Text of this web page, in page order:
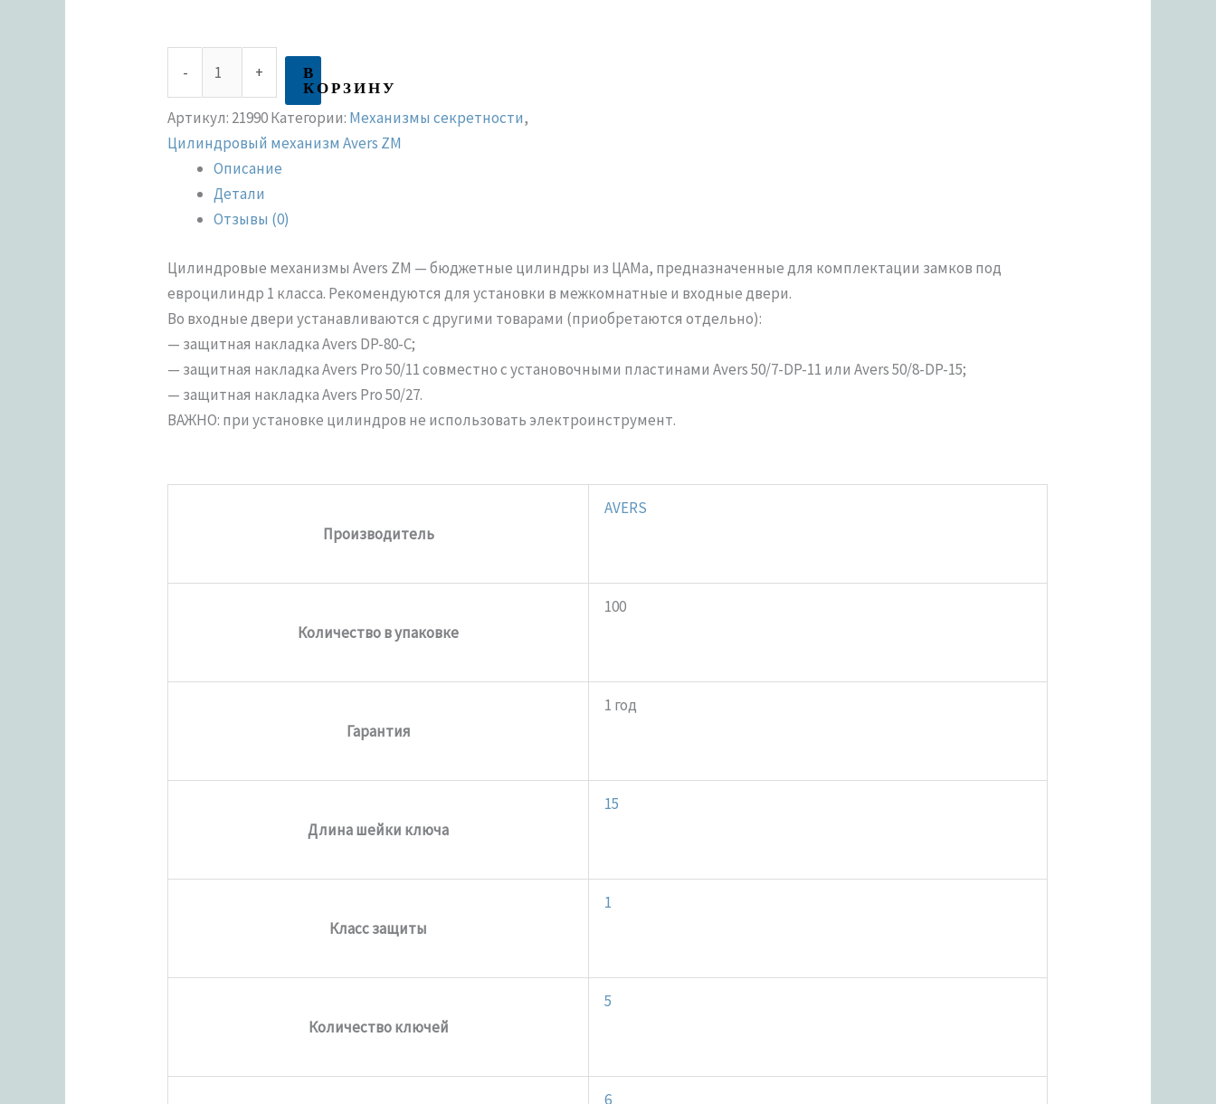
- + В
КОРЗИНУ
Артикул: 21990Категории: Механизмы секретности,
Цилиндровый механизм Avers ZM
Описание
Детали
Отзывы (0)
Цилиндровые механизмы Avers ZM — бюджетные цилиндры из ЦАМа, предназначенные для комплектации замков под
евроцилиндр 1 класса. Рекомендуются для установки в межкомнатные и входные двери.
Во входные двери устанавливаются с другими товарами (приобретаются отдельно):
— защитная накладка Avers DP-80-C;
— защитная накладка Avers Pro 50/11 совместно с установочными пластинами Avers 50/7-DP-11 или Avers 50/8-DP-15;
— защитная накладка Avers Pro 50/27.
ВАЖНО: при установке цилиндров не использовать электроинструмент.
Производитель
AVERS
Количество в упаковке
100
Гарантия
1 год
Длина шейки ключа
15
Класс защиты
1
Количество ключей
5
6